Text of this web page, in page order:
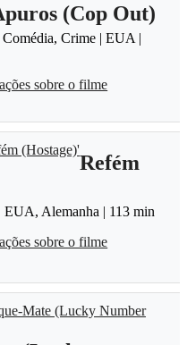
(Cop Out)
Crime | EUA |
sobre o filme
Refém
EUA, Alemanha | 113 min
sobre o filme